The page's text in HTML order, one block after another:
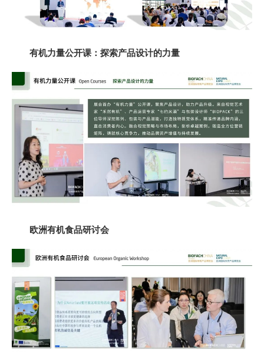
有机力量公开课： 探索产品设计的力量
欧洲有机食品研讨会